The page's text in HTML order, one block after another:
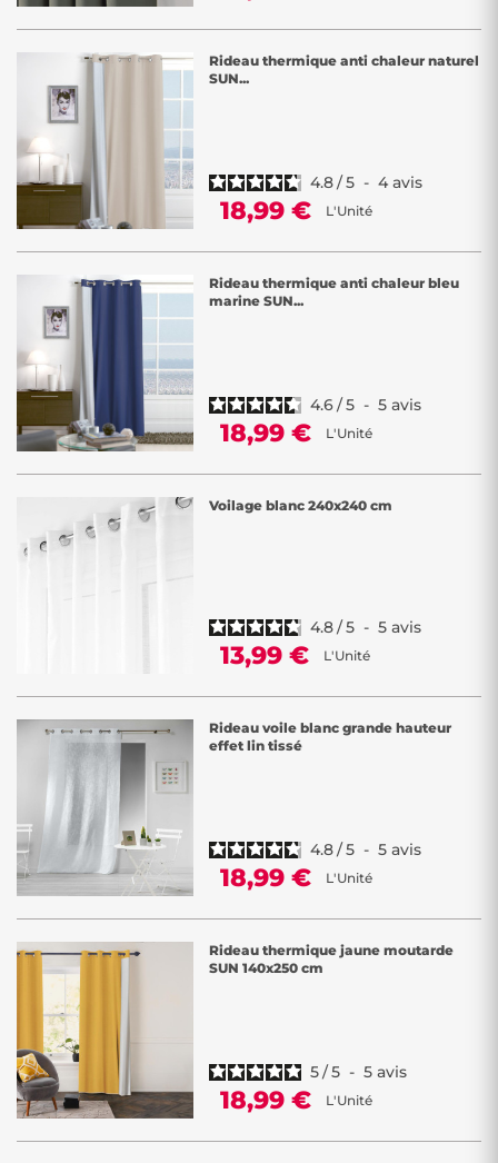
Rideau thermique anti chaleur naturel
SUN...
4.8/5 - 4 avis
18,99 € L'Unité
Rideau thermique anti chaleur bleu
marine SUN...
4.6/5 - 5 avis
18,99 € L'Unité
Voilage blanc 240x240 cm
4.8/5 - 5 avis
13,99 € L'Unité
Rideau voile blanc grande hauteur
effet lin tissé
4.8/5 - 5 avis
18,99 € L'Unité
Rideau thermique jaune moutarde
SUN 140x250 cm
5/5 - 5 avis
18,99 € L'Unité